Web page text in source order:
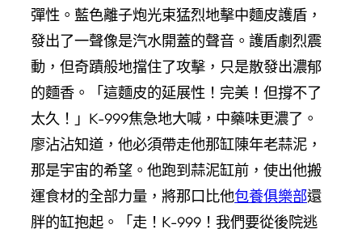
彈性。藍色離子炮光束猛烈地擊中麵皮護盾，
發出了一聲像是汽水開蓋的聲音。護盾劇烈震
動，但奇蹟般地擋住了攻擊，只是散發出濃郁
的麵香。「這麵皮的延展性！完美！但撐不了
太久！」K-999焦急地大喊，中藥味更濃了。
廖沾沾知道，他必須帶走他那缸陳年老蒜泥，
那是宇宙的希望。他跑到蒜泥缸前，使出他搬
運食材的全部力量，將那口比他包養俱樂部還
胖的缸抱起。「走！K-999！我們要從後院逃